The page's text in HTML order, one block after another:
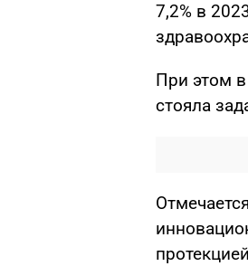
7,2% в
При этом
стояла